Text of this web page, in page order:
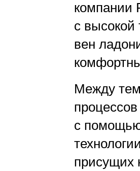
компании
с высокой
вен
Между
с
присущих